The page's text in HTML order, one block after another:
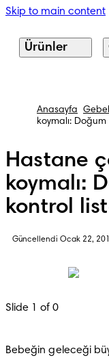
Skip to main content
Ürünler
Anasayfa
koymalı:
Hastane
koymalı:
kontrol
Güncellendi Ocak 22,
Slide 1 of 0
Bebeğin geleceği